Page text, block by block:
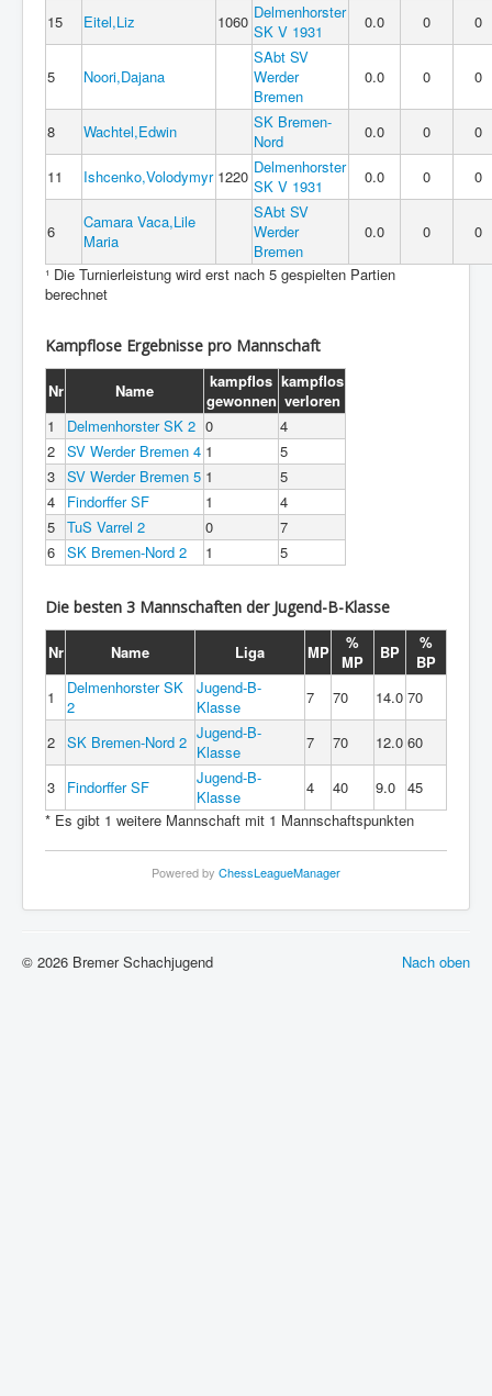
15 Eitel,Liz 1060 Delmenhorster
SK V 1931
0.0 0 0
5 Noori,Dajana
SAbt SV
Werder
Bremen
0.0 0 0
8 Wachtel,Edwin
SK Bremen-
Nord
0.0 0 0
11 Ishcenko,Volodymyr 1220 Delmenhorster
SK V 1931
0.0 0 0
6
Camara Vaca,Lile
Maria
SAbt SV
Werder
Bremen
0.0 0 0
¹ Die Turnierleistung wird erst nach 5 gespielten Partien
berechnet
Kampflose Ergebnisse pro Mannschaft
Nr Name
kampflos
gewonnen
kampflos
verloren
1
Delmenhorster SK 2 0
4
2 SV Werder Bremen 4 1
5
3 SV Werder Bremen 5 1
5
4
Findorffer SF 1
4
5 TuS Varrel 2 0
7
6 SK Bremen-Nord 2 1 5
Die besten 3 Mannschaften der Jugend-B-Klasse
Nr Name Liga MP
%
MP
BP
%
BP
1
Delmenhorster SK
2
Jugend-B-
Klasse
7 70 14.0 70
2 SK Bremen-Nord 2 Jugend-B-
Klasse
7 70 12.0 60
3 Findorffer SF
Jugend-B-
Klasse
4 40 9.0 45
* Es gibt 1 weitere Mannschaft mit 1 Mannschaftspunkten
Powered by ChessLeagueManager
Nach oben
© 2026 Bremer Schachjugend